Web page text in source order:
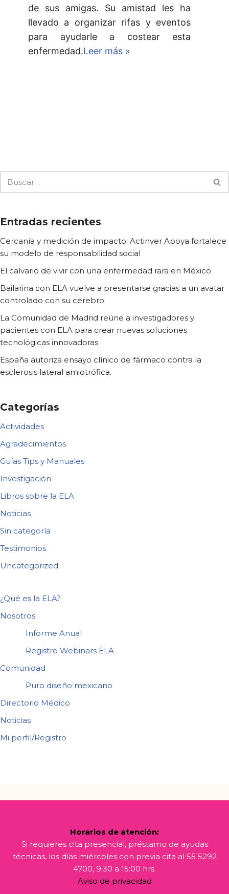
de sus amigas. Su amistad les ha
llevado a organizar rifas y eventos
para ayudarle a costear esta
enfermedad.Leer más »
Entradas recientes
Cercanía y medición de impacto: Actinver Apoya fortalece
su modelo de responsabilidad social
El calvario de vivir con una enfermedad rara en México
Bailarina con ELA vuelve a presentarse gracias a un avatar
controlado con su cerebro
La Comunidad de Madrid reúne a investigadores y
pacientes con ELA para crear nuevas soluciones
tecnológicas innovadoras
España autoriza ensayo clínico de fármaco contra la
esclerosis lateral amiotrófica.
Categorías
Actividades
Agradecimientos
Guías Tips y Manuales
Investigación
Libros sobre la ELA
Noticias
Sin categoría
Testimonios
Uncategorized
¿Qué es la ELA?
Nosotros
Informe Anual
Registro Webinars ELA
Comunidad
Puro diseño mexicano
Directorio Médico
Noticias
Mi perfil/Registro
Horarios de atención:
Si requieres cita presencial, préstamo de ayudas
técnicas, los días miércoles con previa cita al 55 5292
4700, 9:30 a 15:00 hrs.
Aviso de privacidad